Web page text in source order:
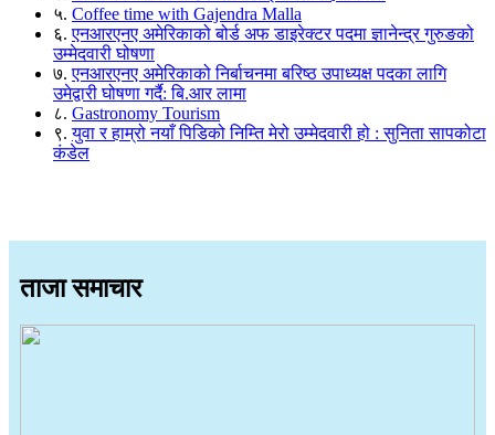
५. Coffee time with Gajendra Malla
६.एनआरएनए अमेरिकाको बोर्ड अफ डाइरेक्टर पदमा ज्ञानेन्द्र गुरुङको
उम्मेदवारी घोषणा
७.एनआरएनए अमेरिकाको निर्बाचनमा बरिष्ठ उपाध्यक्ष पदका लागि
उमेद्वारी घोषणा गर्दै: बि.आर लामा
८. Gastronomy Tourism
९.युवा र हाम्रो नयाँ पिडिको निम्ति मेरो उम्मेदवारी हो : सुनिता सापकोटा
कंडेल
ताजा समाचार